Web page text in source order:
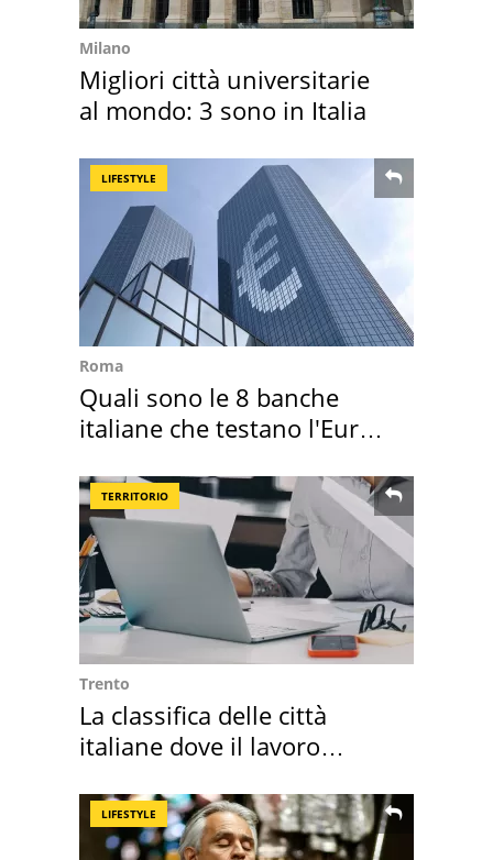
Milano
Migliori città universitarie
al mondo: 3 sono in Italia
LIFESTYLE
Roma
Quali sono le 8 banche
italiane che testano l'Euro
TERRITORIO
Trento
La classifica delle città
italiane dove il lavoro
LIFESTYLE